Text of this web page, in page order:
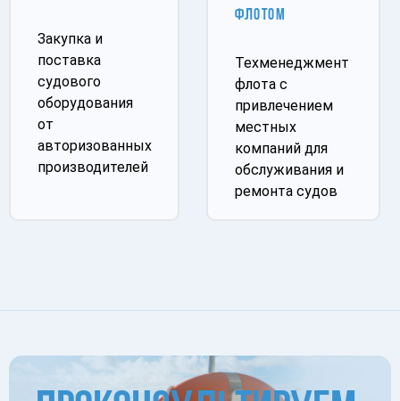
Закупка и
поставка
судового
оборудования
от
авторизованных
производителей
ФЛОТОМ
Техменеджмент
флота с
привлечением
местных
компаний для
обслуживания и
ремонта судов